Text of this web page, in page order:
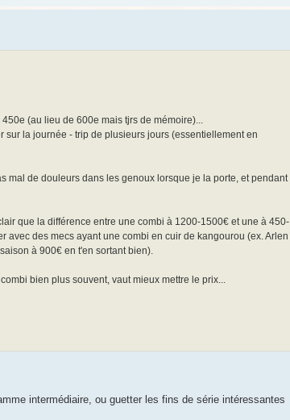
(au lieu de 600e mais tjrs de mémoire)...
la journée - trip de plusieurs jours (essentiellement en
mal de douleurs dans les genoux lorsque je la porte, et pendant
que la différence entre une combi à 1200-1500€ et une à 450-
des mecs ayant une combi en cuir de kangourou (ex. Arlen
à 900€ en t'en sortant bien).
bien plus souvent, vaut mieux mettre le prix...
intermédiaire, ou guetter les fins de série intéressantes